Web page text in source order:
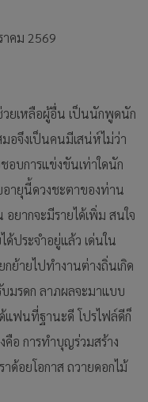
คม 2569
ยเหลือผู้อื่น เป็นนักพูดนัก
มอจึงเป็นคนมีเสน่ห์ไม่ว่า
อบการแข่งขันเท่าใดนัก
ายุนี้ดวงชะตาของท่าน
ยากจะมีรายได้เพิ่ม สนใจ
ด้ประจำอยู่แล้ว เด่นใน
กย้ายไปทำงานต่างถิ่นเกิด
มรดก ลาภผลจะมาแบบ
ด้แฟนที่ฐานะดี โปรไฟล์ดีก็
คือ การทำบุญร่วมสร้าง
ด้อยโอกาส ถวายดอกไม้